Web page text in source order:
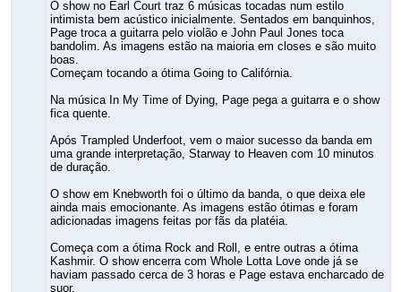
O show no Earl Court traz 6 músicas tocadas num estilo
intimista bem acústico inicialmente. Sentados em banquinhos,
Page troca a guitarra pelo violão e John Paul Jones toca
bandolim. As imagens estão na maioria em closes e são muito
boas.
Começam tocando a ótima Going to Califórnia.
Na música In My Time of Dying, Page pega a guitarra e o show
fica quente.
Após Trampled Underfoot, vem o maior sucesso da banda em
uma grande interpretação, Starway to Heaven com 10 minutos
de duração.
O show em Knebworth foi o último da banda, o que deixa ele
ainda mais emocionante. As imagens estão ótimas e foram
adicionadas imagens feitas por fãs da platéia.
Começa com a ótima Rock and Roll, e entre outras a ótima
Kashmir. O show encerra com Whole Lotta Love onde já se
haviam passado cerca de 3 horas e Page estava encharcado de
suor.